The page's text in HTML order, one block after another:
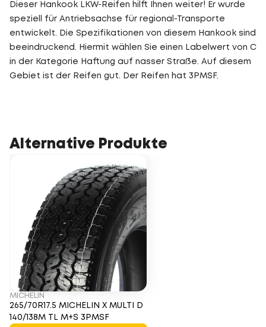
Dieser Hankook LKW-Reifen hilft Ihnen weiter! Er wurde
speziell für Antriebsachse für regional-Transporte
entwickelt. Die Spezifikationen von diesem Hankook sind
beeindruckend. Hiermit wählen Sie einen Labelwert von C
in der Kategorie Haftung auf nasser Straße. Auf diesem
Gebiet ist der Reifen gut. Der Reifen hat 3PMSF.
Alternative Produkte
MICHELIN
265/70R17.5 MICHELIN X MULTI D
140/138M TL M+S 3PMSF